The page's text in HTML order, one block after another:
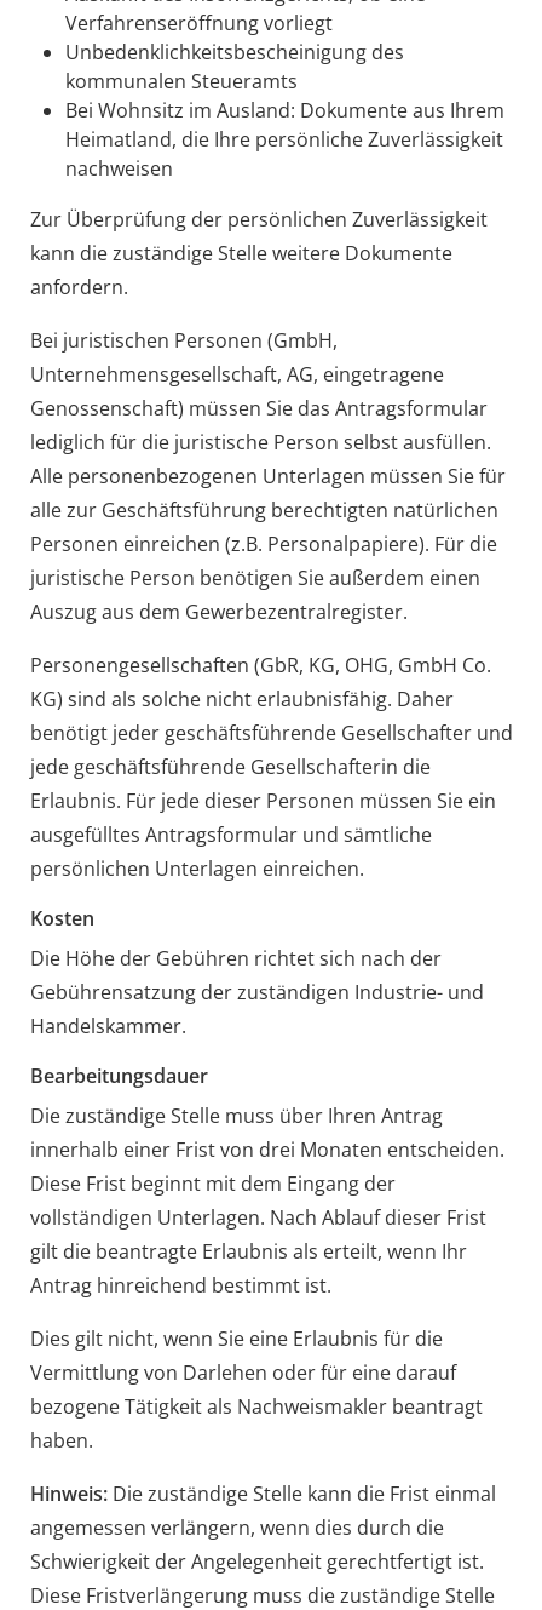
Verfahrenseröffnung vorliegt
Unbedenklichkeitsbescheinigung des
kommunalen Steueramts
Bei Wohnsitz im Ausland: Dokumente aus Ihrem
Heimatland, die Ihre persönliche Zuverlässigkeit
nachweisen
Zur Überprüfung der persönlichen Zuverlässigkeit
kann die zuständige Stelle weitere Dokumente
anfordern.
Bei juristischen Personen (GmbH,
Unternehmensgesellschaft, AG, eingetragene
Genossenschaft) müssen Sie das Antragsformular
lediglich für die juristische Person selbst ausfüllen.
Alle personenbezogenen Unterlagen müssen Sie für
alle zur Geschäftsführung berechtigten natürlichen
Personen einreichen (z.B. Personalpapiere). Für die
juristische Person benötigen Sie außerdem einen
Auszug aus dem Gewerbezentralregister.
Personengesellschaften (GbR, KG, OHG, GmbH Co.
KG) sind als solche nicht erlaubnisfähig. Daher
benötigt jeder geschäftsführende Gesellschafter und
jede geschäftsführende Gesellschafterin die
Erlaubnis. Für jede dieser Personen müssen Sie ein
ausgefülltes Antragsformular und sämtliche
persönlichen Unterlagen einreichen.
Kosten
Die Höhe der Gebühren richtet sich nach der
Gebührensatzung der zuständigen Industrie- und
Handelskammer.
Bearbeitungsdauer
Die zuständige Stelle muss über Ihren Antrag
innerhalb einer Frist von drei Monaten entscheiden.
Diese Frist beginnt mit dem Eingang der
vollständigen Unterlagen. Nach Ablauf dieser Frist
gilt die beantragte Erlaubnis als erteilt, wenn Ihr
Antrag hinreichend bestimmt ist.
Dies gilt nicht, wenn Sie eine Erlaubnis für die
Vermittlung von Darlehen oder für eine darauf
bezogene Tätigkeit als Nachweismakler beantragt
haben.
Hinweis:Die zuständige Stelle kann die Frist einmal
angemessen verlängern, wenn dies durch die
Schwierigkeit der Angelegenheit gerechtfertigt ist.
Diese Fristverlängerung muss die zuständige Stelle